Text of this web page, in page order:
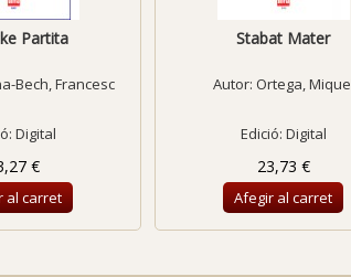
Partita
Bech, Francesc
Digital
€
al carret
Stabat Mater
Autor: Ortega,
Edició: Digital
23,73 €
Afegir al carret